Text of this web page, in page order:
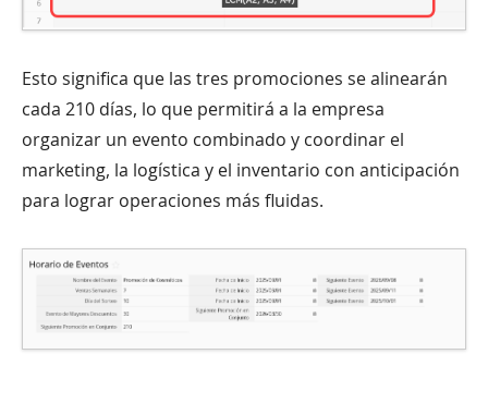
Esto significa que las tres promociones se alinearán
cada 210 días, lo que permitirá a la empresa
organizar un evento combinado y coordinar el
marketing, la logística y el inventario con anticipación
para lograr operaciones más fluidas.